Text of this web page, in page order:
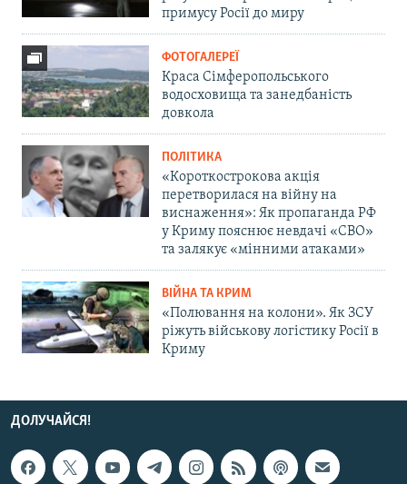
примусу Росії до миру
ФОТОГАЛЕРЕЇ
Краса Сімферопольського
водосховища та занедбаність
довкола
ПОЛІТИКА
«Короткострокова акція
перетворилася на війну на
виснаження»: Як пропаганда РФ
у Криму пояснює невдачі «СВО»
та залякує «мінними атаками»
ВІЙНА ТА КРИМ
«Полювання на колони». Як ЗСУ
ріжуть військову логістику Росії в
Криму
ДОЛУЧАЙСЯ!